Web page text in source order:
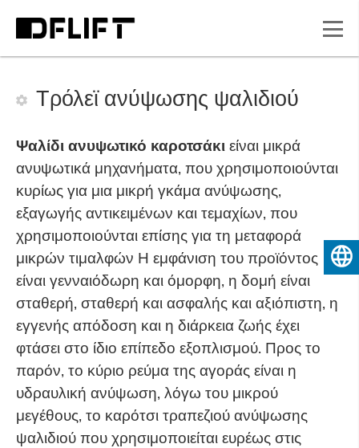
Τρόλεϊ ανύψωσης ψαλιδιού
Ψαλίδι ανυψωτικό καροτσάκι είναι μικρά
ανυψωτικά μηχανήματα, που χρησιμοποιούνται
κυρίως για μια μικρή γκάμα ανύψωσης,
εξαγωγής αντικειμένων και τεμαχίων, που
χρησιμοποιούνται επίσης για τη μεταφορά
μικρών τιμαλφών Η εμφάνιση του προϊόντος
είναι γενναιόδωρη και όμορφη, η δομή είναι
σταθερή, σταθερή και ασφαλής και αξιόπιστη, η
εγγενής απόδοση και η διάρκεια ζωής έχει
φτάσει στο ίδιο επίπεδο εξοπλισμού. Προς το
παρόν, το κύριο ρεύμα της αγοράς είναι η
υδραυλική ανύψωση, λόγω του μικρού
μεγέθους, το καρότσι τραπεζιού ανύψωσης
ψαλιδιού που χρησιμοποιείται ευρέως στις
Ελληνικά